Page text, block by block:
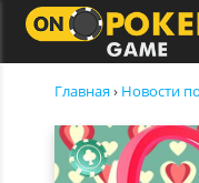
Главная› Новости